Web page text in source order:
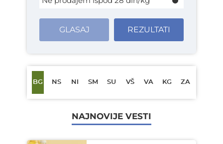
GLASAJ REZULTATI
BG NS NI SM SU VŠ VA KG ZA
NAJNOVIJE VESTI